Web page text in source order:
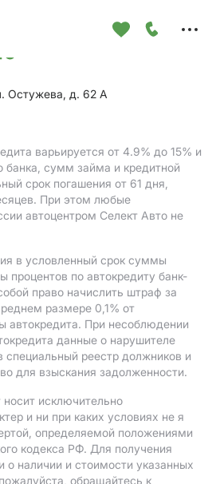
Остужева, д. 62 А
варьируется от 4.9% до 15% и
банка, сумм займа и кредитной
срок погашения от 61 дня,
При этом любые
автоцентром Селект Авто не
в условленный срок суммы
процентов по автокредиту банк-
право начислить штраф за
размере 0,1% от
автокредита. При несоблюдении
данные о нарушителе
специальный реестр должников и
для взыскания задолженности.
исключительно
и ни при каких условиях не я
определяемой положениями
кодекса РФ. Для получения
о наличии и стоимости указанных
обращайтесь к